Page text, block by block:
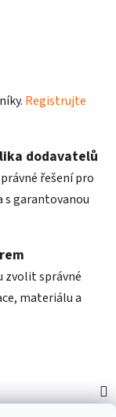
Registrujte
dodavatelů
řešení pro
s garantovanou
zvolit správné
materiálu a